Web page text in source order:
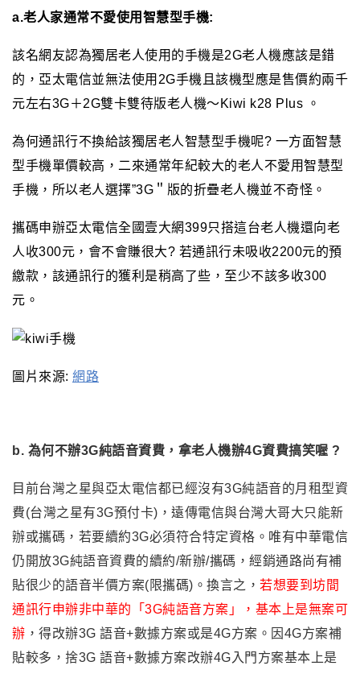
a.老人家通常不愛使用智慧型手機:
該名網友認為獨居老人使用的手機是2G老人機應該是錯
的，亞太電信並無法使用2G手機且該機型應是售價約兩千
元左右3G＋2G雙卡雙待版老人機～Kiwi k28 Plus 。
為何通訊行不換給該獨居老人智慧型手機呢? 一方面智慧
型手機單價較高，二來通常年紀較大的老人不愛用智慧型
手機，所以老人選擇”3G＂版的折疊老人機並不奇怪。
攜碼申辦亞太電信全國壹大網399只搭這台老人機還向老
人收300元，會不會賺很大? 若通訊行未吸收2200元的預
繳款，該通訊行的獲利是稍高了些，至少不該多收300
元。
圖片來源: 網路
b. 為何不辦3G純語音資費，拿老人機辦4G資費搞笑喔 ?
目前台灣之星與亞太電信都已經沒有3G純語音的月租型資
費(台灣之星有3G預付卡) ， 遠傳電信與台灣大哥大只能新
辦或攜碼，若要續約3G必須符合特定資格。 唯有中華電信
仍開放3G純語音資費的續約/新辦/攜碼，經銷通路尚有補
貼很少的語音半價方案(限攜碼)。換言之 ， 若想要到坊間
通訊行申辦非中華的「3G純語音方案」
， 基本上是無案可
辦 ， 得改辦3G 語音+數據方案或是4G方案。因4G方案補
貼較多 ， 捨3G 語音+數據方案改辦4G入門方案基本上是